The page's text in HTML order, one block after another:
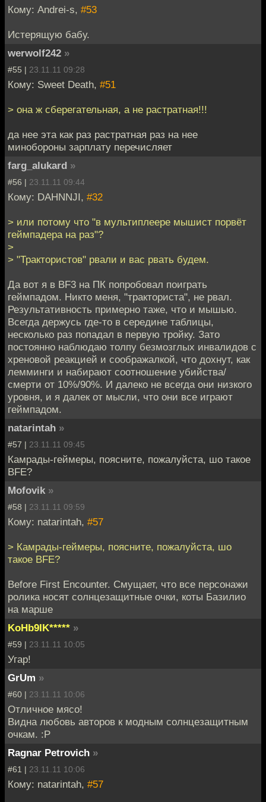
Кому: Andrei-s, #53
Истерящую бабу.
werwolf242 »
#55 | 23.11.11 09:28
Кому: Sweet Death, #51
> она ж сберегательная, а не растратная!!!
да нее эта как раз растратная раз на нее
минобороны зарплату перечисляет
farg_alukard »
#56 | 23.11.11 09:44
Кому: DAHNNJI, #32
> или потому что "в мультиплеере мышист порвёт
геймпадера на раз"?
>
> "Трактористов" рвали и вас рвать будем.
Да вот я в BF3 на ПК попробовал поиграть
геймпадом. Никто меня, "тракториста", не рвал.
Результативность примерно таже, что и мышью.
Всегда держусь где-то в середине таблицы,
несколько раз попадал в первую тройку. Зато
постоянно наблюдаю толпу безмозглых инвалидов с
хреновой реакцией и соображалкой, что дохнут, как
лемминги и набирают соотношение убийства/
смерти от 10%/90%. И далеко не всегда они низкого
уровня, и я далек от мысли, что они все играют
геймпадом.
natarintah »
#57 | 23.11.11 09:45
Камрады-геймеры, поясните, пожалуйста, шо такое
BFE?
Mofovik »
#58 | 23.11.11 09:59
Кому: natarintah, #57
> Камрады-геймеры, поясните, пожалуйста, шо
такое BFE?
Before First Encounter. Смущает, что все персонажи
ролика носят солнцезащитные очки, коты Базилио
на марше
KoHb9IK***** »
#59 | 23.11.11 10:05
Угар!
GrUm »
#60 | 23.11.11 10:06
Отличное мясо!
Видна любовь авторов к модным солнцезащитным
очкам. :Р
Ragnar Petrovich »
#61 | 23.11.11 10:06
Кому: natarintah, #57